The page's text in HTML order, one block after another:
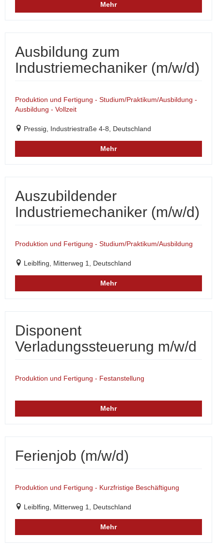
Mehr
Ausbildung zum
Industriemechaniker (m/w/d)
Produktion und Fertigung - Studium/Praktikum/Ausbildung -
Ausbildung - Vollzeit
Pressig, Industriestraße 4-8, Deutschland
Mehr
Auszubildender
Industriemechaniker (m/w/d)
Produktion und Fertigung - Studium/Praktikum/Ausbildung
Leiblfing, Mitterweg 1, Deutschland
Mehr
Disponent
Verladungssteuerung m/w/d
Produktion und Fertigung - Festanstellung
Mehr
Ferienjob (m/w/d)
Produktion und Fertigung - Kurzfristige Beschäftigung
Leiblfing, Mitterweg 1, Deutschland
Mehr